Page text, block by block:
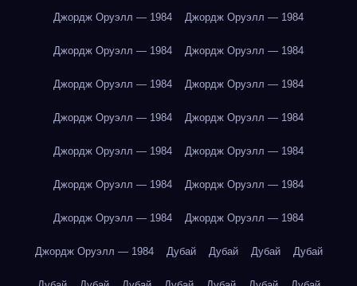
Джордж Оруэлл — 1984 Джордж Оруэлл — 1984
Джордж Оруэлл — 1984 Джордж Оруэлл — 1984
Джордж Оруэлл — 1984 Джордж Оруэлл — 1984
Джордж Оруэлл — 1984 Джордж Оруэлл — 1984
Джордж Оруэлл — 1984 Джордж Оруэлл — 1984
Джордж Оруэлл — 1984 Джордж Оруэлл — 1984
Джордж Оруэлл — 1984 Джордж Оруэлл — 1984
Джордж Оруэлл — 1984 Дубай Дубай Дубай Дубай